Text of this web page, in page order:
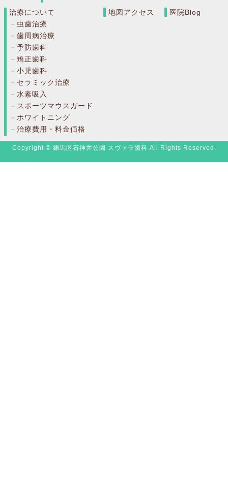
治療について
虫歯治療
歯周病治療
予防歯科
矯正歯科
小児歯科
セラミック治療
水素吸入
スポーツマウスガード
ホワイトニング
治療費用・料金価格
地図アクセス 医院Blog
Copyright © 練馬区石神井公園 スヴァラ歯科 All Rights Reserved.